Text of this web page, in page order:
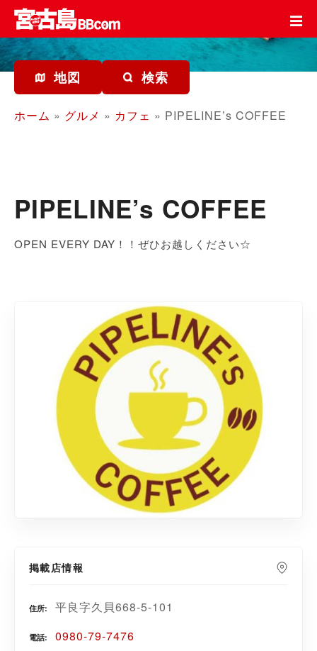
テ
ン
ツ
地図 検索
ホーム » グルメ » カフェ » PIPELINE’s COFFEE
PIPELINE’s COFFEE
OPEN EVERY DAY！！ぜひお越しください☆
掲載店情報
住所 平良字久貝668-5-101
電話 0980-79-7476